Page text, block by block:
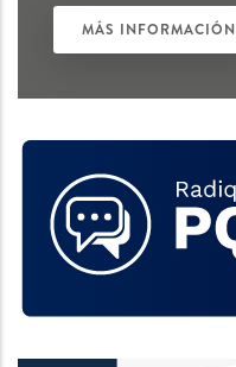
MÁS INFORMACIÓN